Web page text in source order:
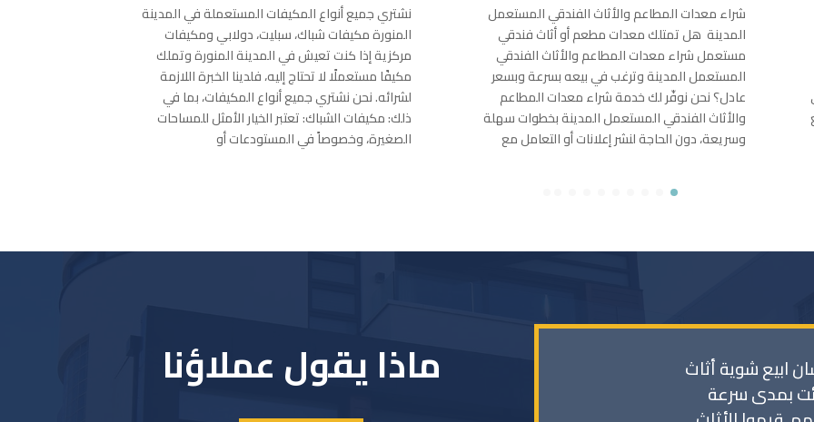
نشتري جميع أنواع المكيفات المستعملة في المدينة
المنورة مكيفات شباك، سبليت، دولابي ومكيفات
مركزية إذا كنت تعيش في المدينة المنورة وتملك
مكيفًا مستعملًا لا تحتاج إليه، فلدينا الخبرة اللازمة
لشرائه. نحن نشتري جميع أنواع المكيفات، بما في
ذلك: مكيفات الشباك: تعتبر الخيار الأمثل للمساحات
الصغيرة، وخصوصاً في المستودعات أو
شراء معدات المطاعم والأثاث الفندقي المستعمل
المدينة هل تمتلك معدات مطعم أو أثاث فندقي
مستعمل شراء معدات المطاعم والأثاث الفندقي
المستعمل المدينة وترغب في بيعه بسرعة وبسعر
عادل؟ نحن نوفّر لك خدمة شراء معدات المطاعم
والأثاث الفندقي المستعمل المدينة بخطوات سهلة
وسريعة، دون الحاجة لنشر إعلانات أو التعامل مع
ماذا يقول عملاؤنا ابيع شوية أثاث
بمدى سرعة